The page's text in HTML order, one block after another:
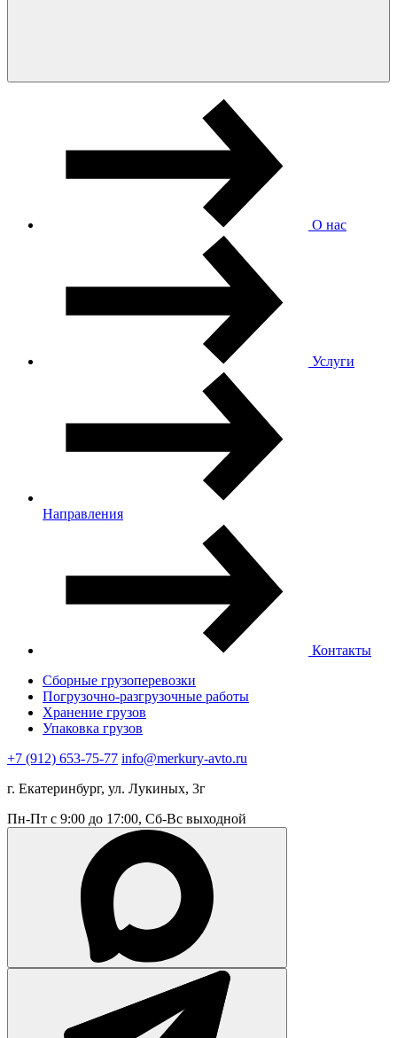
О нас
Услуги
Направления
Контакты
Сборные грузоперевозки
Погрузочно-разгрузочные работы
Хранение грузов
Упаковка грузов
+7 (912) 653-75-77 info@merkury-avto.ru
г. Екатеринбург, ул. Лукиных, 3г
Пн-Пт с 9:00 до 17:00, Сб-Вс выходной